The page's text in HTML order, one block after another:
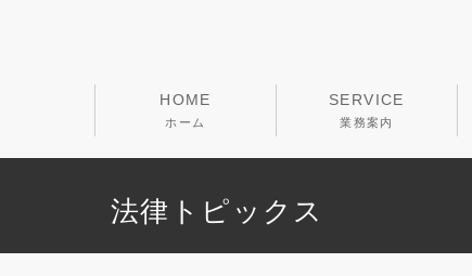
HOME
ホーム
SERVICE
業務案内
法律トピックス